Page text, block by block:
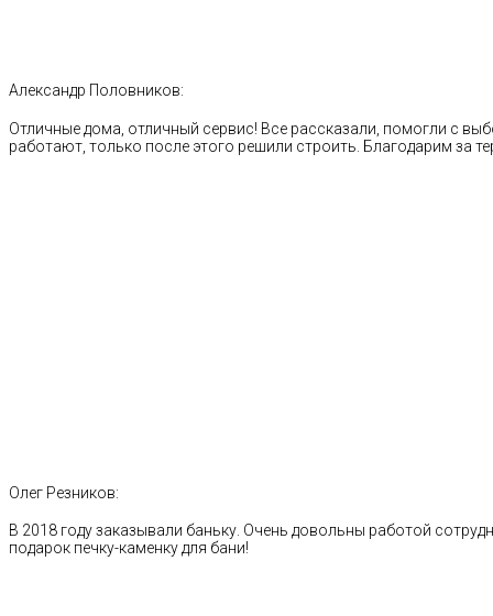
Александр Половников:
Отличные дома, отличный сервис! Все рассказали, помогли с
работают, только после этого решили строить. Благодарим за
Олег Резников:
В 2018 году заказывали баньку. Очень довольны работой
подарок печку-каменку для бани!